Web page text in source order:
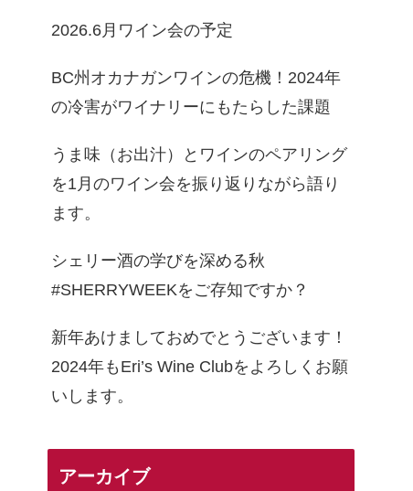
2026.6月ワイン会の予定
BC州オカナガンワインの危機！2024年
の冷害がワイナリーにもたらした課題
うま味（お出汁）とワインのペアリング
を1月のワイン会を振り返りながら語り
ます。
シェリー酒の学びを深める秋
#SHERRYWEEKをご存知ですか？
新年あけましておめでとうございます！
2024年もEri’s Wine Clubをよろしくお願
いします。
アーカイブ